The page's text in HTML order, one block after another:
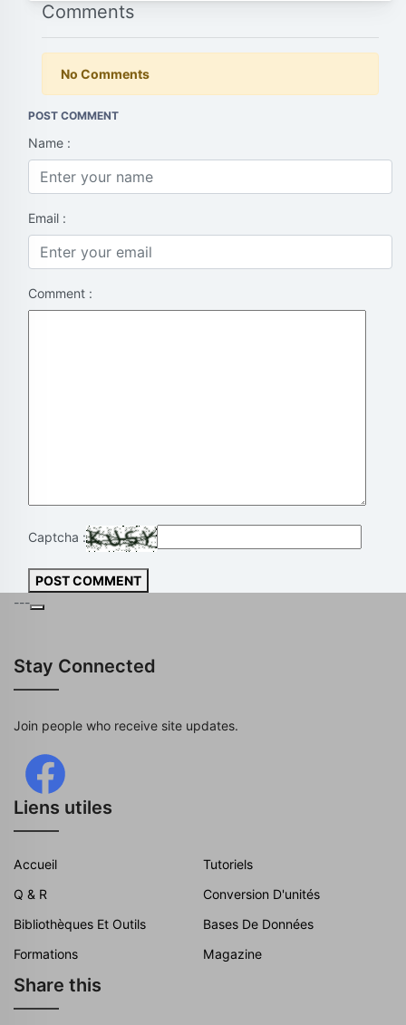
Comments
No Comments
POST COMMENT
Name :
Email :
Comment :
Captcha :
POST COMMENT
---
Stay Connected
Join people who receive site updates.
Liens utiles
Accueil
Tutoriels
Q & R
Conversion D'unités
Bibliothèques Et Outils
Bases De Données
Formations
Magazine
Share this